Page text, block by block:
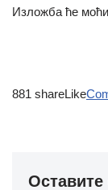
Изложба ће
881 shareLike
Оставите